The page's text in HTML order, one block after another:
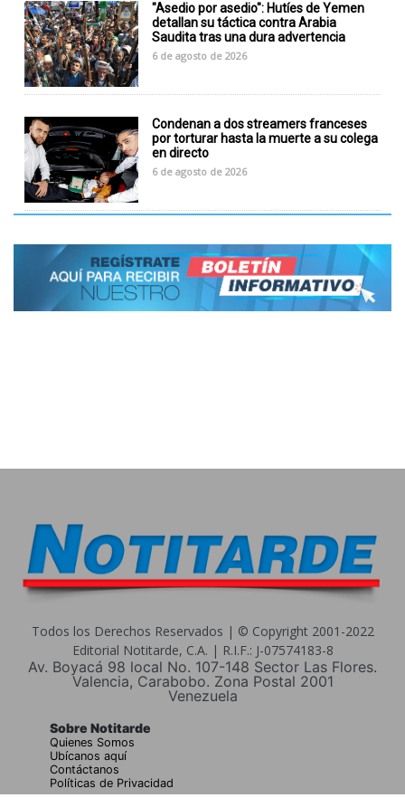
"Asedio por asedio": Hutíes de Yemen
detallan su táctica contra Arabia
Saudita tras una dura advertencia
6 de agosto de 2026
Condenan a dos streamers franceses
por torturar hasta la muerte a su colega
en directo
6 de agosto de 2026
Todos los Derechos Reservados | © Copyright 2001-2022
Editorial Notitarde, C.A. | R.I.F.: J-07574183-8
Av. Boyacá 98 local No. 107-148 Sector Las Flores.
Valencia, Carabobo. Zona Postal 2001
Venezuela
Sobre Notitarde
Quienes Somos
Ubícanos aquí
Contáctanos
Políticas de Privacidad